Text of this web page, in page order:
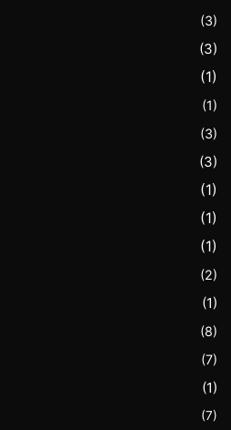
(3)
(3)
(1)
(1)
(3)
(3)
(1)
(1)
(1)
(2)
(1)
(8)
(7)
(1)
(7)